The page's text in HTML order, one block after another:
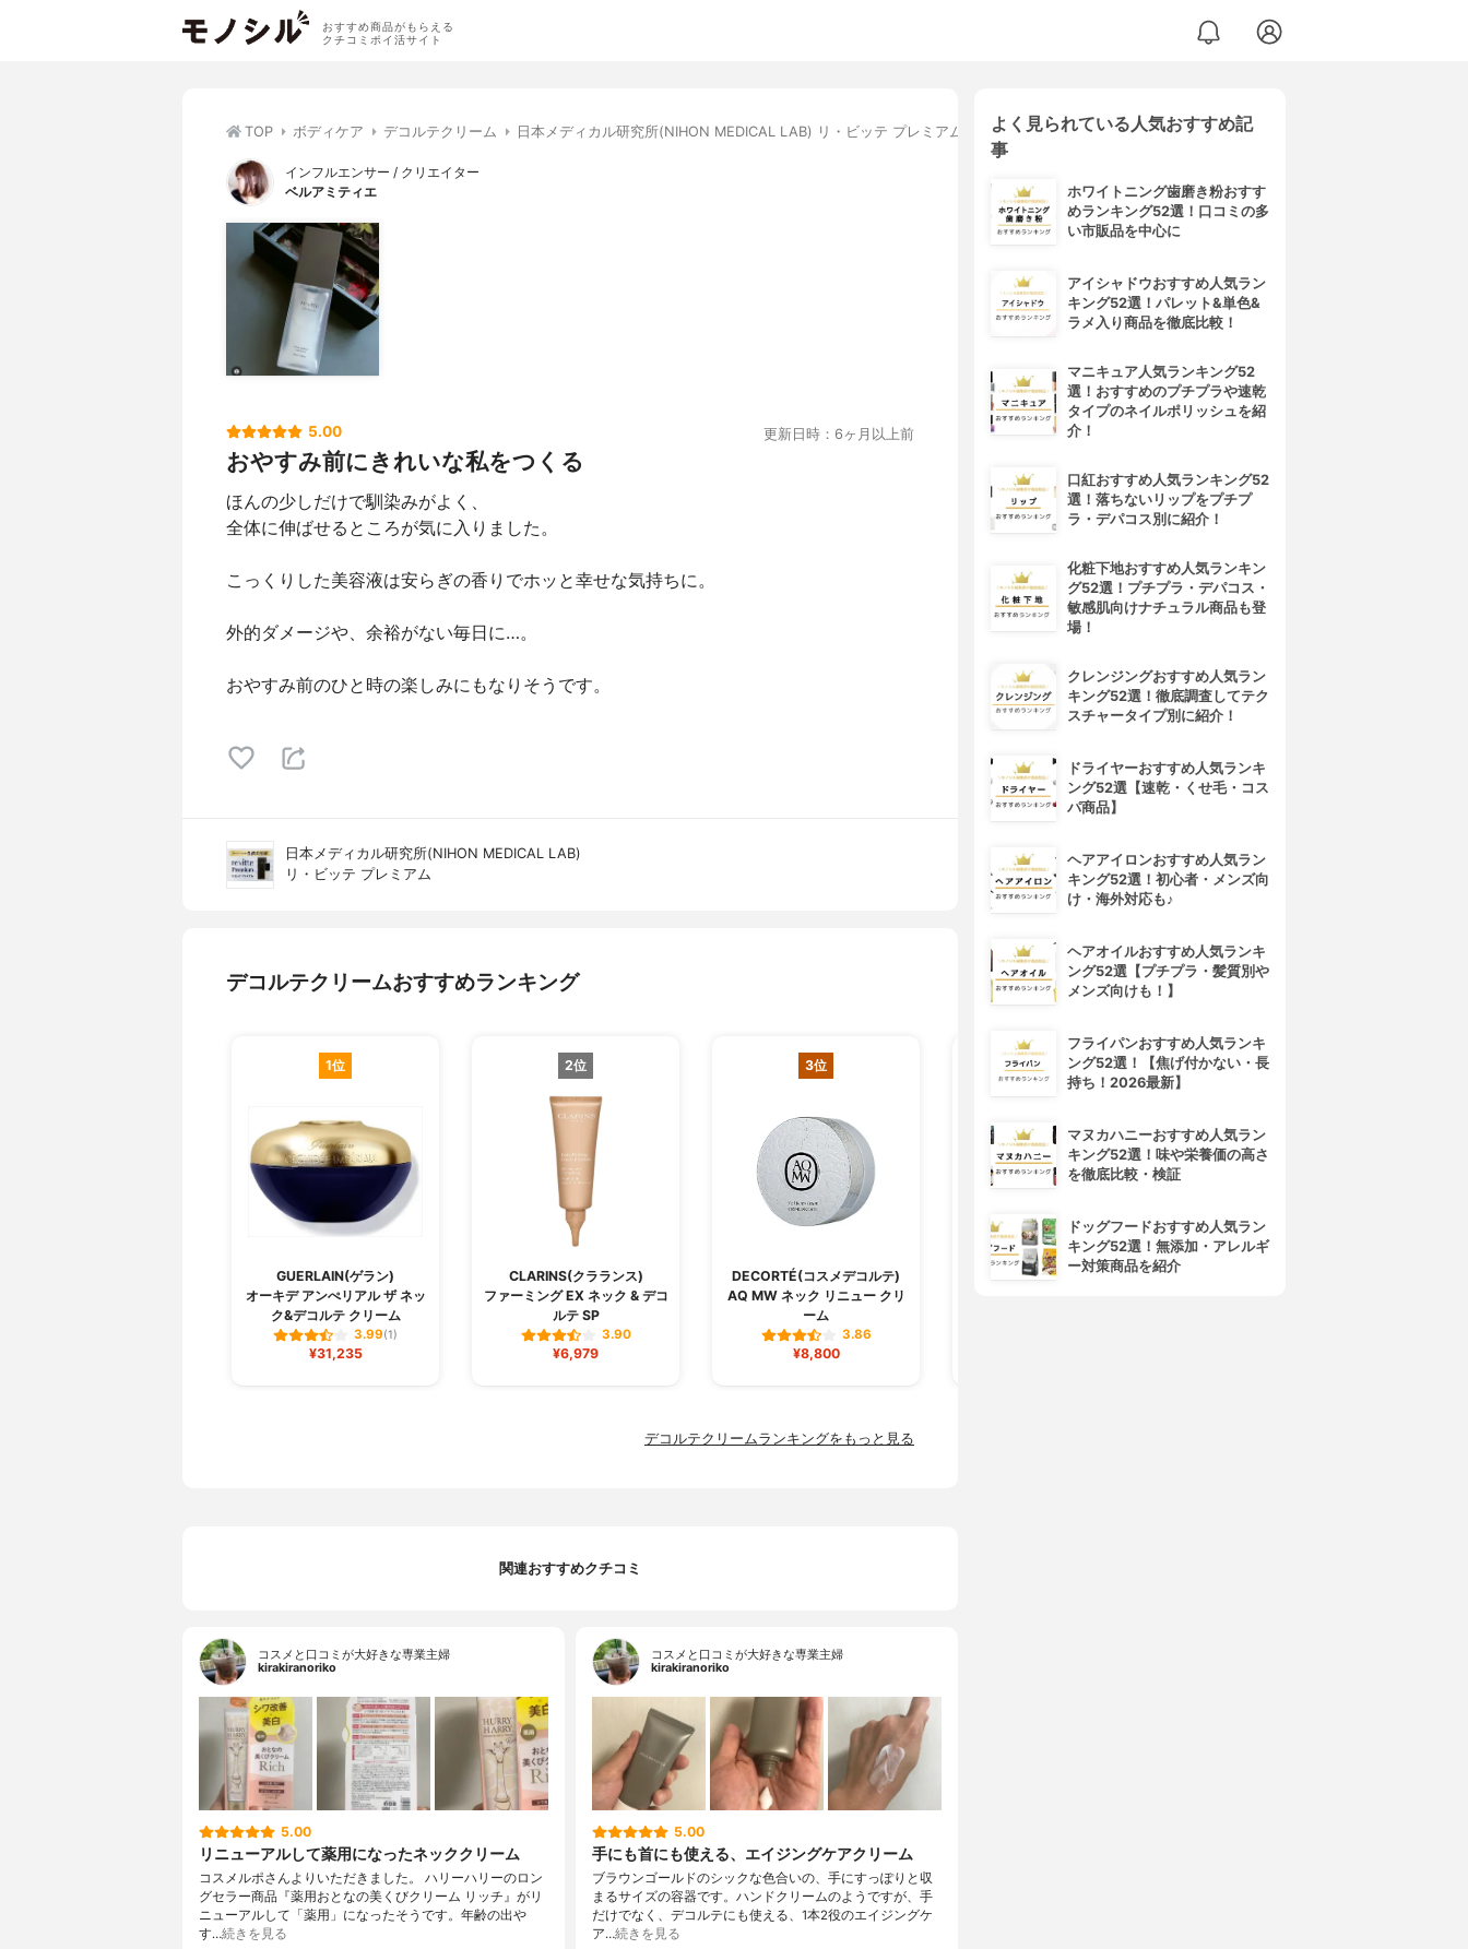
おすすめ商品がもらえる
クチコミポイ活サイト
TOP ボディケア デコルテクリーム 日本メディカル研究所(NIHON MEDICAL LAB) リ・ビッテ プレミアム
インフルエンサー / クリエイター
ベルアミティエ
5.00 更新日時：6ヶ月以上前
おやすみ前にきれいな私をつくる
ほんの少しだけで馴染みがよく、
全体に伸ばせるところが気に入りました。
こっくりした美容液は安らぎの香りでホッと幸せな気持ちに。
外的ダメージや、余裕がない毎日に…。
おやすみ前のひと時の楽しみにもなりそうです。
日本メディカル研究所(NIHON MEDICAL LAB)
リ・ビッテ プレミアム
デコルテクリームおすすめランキング
1位
GUERLAIN(ゲラン)
オーキデ アンぺリアル ザ ネッ
ク&デコルテ クリーム
3.99(1)
¥31,235
2位
CLARINS(クラランス)
ファーミング EX ネック & デコ
ルテ SP
3.90
¥6,979
3位
DECORTÉ(コスメデコルテ)
AQ MW ネック リニュー クリ
ーム
3.86
¥8,800
HURRY HARRY(ハリーハリ
デコルテクリームランキングをもっと見る
関連おすすめクチコミ
コスメと口コミが大好きな専業主婦
kirakiranoriko
5.00
リニューアルして薬用になったネッククリーム
コスメルポさんよりいただきました。 ハリーハリーのロン
グセラー商品『薬用おとなの美くびクリーム リッチ』がリ
ニューアルして「薬用」になったそうです。年齢の出や
す…続きを見る
コスメと口コミが大好きな専業主婦
kirakiranoriko
5.00
手にも首にも使える、エイジングケアクリーム
ブラウンゴールドのシックな色合いの、手にすっぽりと収
まるサイズの容器です。ハンドクリームのようですが、手
だけでなく、デコルテにも使える、1本2役のエイジングケ
ア…続きを見る
よく見られている人気おすすめ記
事
ホワイトニング歯磨き粉おすす
めランキング52選！口コミの多
い市販品を中心に
アイシャドウおすすめ人気ラン
キング52選！パレット&単色&
ラメ入り商品を徹底比較！
マニキュア人気ランキング52
選！おすすめのプチプラや速乾
タイプのネイルポリッシュを紹
介！
口紅おすすめ人気ランキング52
選！落ちないリップをプチプ
ラ・デパコス別に紹介！
化粧下地おすすめ人気ランキン
グ52選！プチプラ・デパコス・
敏感肌向けナチュラル商品も登
場！
クレンジングおすすめ人気ラン
キング52選！徹底調査してテク
スチャータイプ別に紹介！
ドライヤーおすすめ人気ランキ
ング52選【速乾・くせ毛・コス
パ商品】
ヘアアイロンおすすめ人気ラン
キング52選！初心者・メンズ向
け・海外対応も♪
ヘアオイルおすすめ人気ランキ
ング52選【プチプラ・髪質別や
メンズ向けも！】
フライパンおすすめ人気ランキ
ング52選！【焦げ付かない・長
持ち！2026最新】
マヌカハニーおすすめ人気ラン
キング52選！味や栄養価の高さ
を徹底比較・検証
ドッグフードおすすめ人気ラン
キング52選！無添加・アレルギ
ー対策商品を紹介